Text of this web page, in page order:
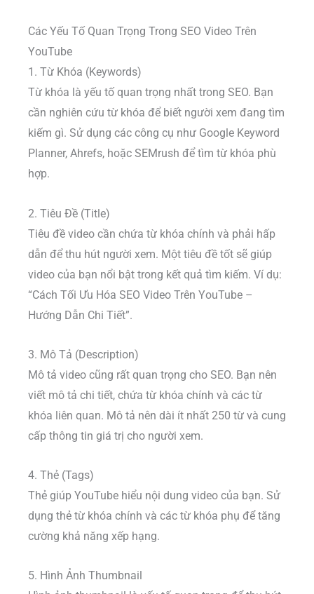
Các Yếu Tố Quan Trọng Trong SEO Video Trên
YouTube
1. Từ Khóa (Keywords)
Từ khóa là yếu tố quan trọng nhất trong SEO. Bạn
cần nghiên cứu từ khóa để biết người xem đang tìm
kiếm gì. Sử dụng các công cụ như Google Keyword
Planner, Ahrefs, hoặc SEMrush để tìm từ khóa phù
hợp.
2. Tiêu Đề (Title)
Tiêu đề video cần chứa từ khóa chính và phải hấp
dẫn để thu hút người xem. Một tiêu đề tốt sẽ giúp
video của bạn nổi bật trong kết quả tìm kiếm. Ví dụ:
“Cách Tối Ưu Hóa SEO Video Trên YouTube –
Hướng Dẫn Chi Tiết”.
3. Mô Tả (Description)
Mô tả video cũng rất quan trọng cho SEO. Bạn nên
viết mô tả chi tiết, chứa từ khóa chính và các từ
khóa liên quan. Mô tả nên dài ít nhất 250 từ và cung
cấp thông tin giá trị cho người xem.
4. Thẻ (Tags)
Thẻ giúp YouTube hiểu nội dung video của bạn. Sử
dụng thẻ từ khóa chính và các từ khóa phụ để tăng
cường khả năng xếp hạng.
5. Hình Ảnh Thumbnail